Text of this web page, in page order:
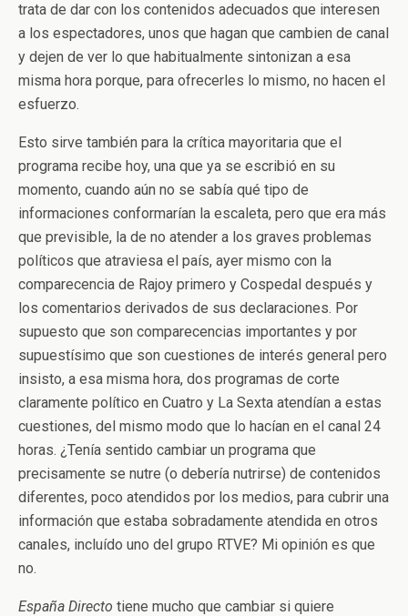
trata de dar con los contenidos adecuados que interesen
a los espectadores, unos que hagan que cambien de canal
y dejen de ver lo que habitualmente sintonizan a esa
misma hora porque, para ofrecerles lo mismo, no hacen el
esfuerzo.
Esto sirve también para la crítica mayoritaria que el
programa recibe hoy, una que ya se escribió en su
momento, cuando aún no se sabía qué tipo de
informaciones conformarían la escaleta, pero que era más
que previsible, la de no atender a los graves problemas
políticos que atraviesa el país, ayer mismo con la
comparecencia de Rajoy primero y Cospedal después y
los comentarios derivados de sus declaraciones. Por
supuesto que son comparecencias importantes y por
supuestísimo que son cuestiones de interés general pero
insisto, a esa misma hora, dos programas de corte
claramente político en Cuatro y La Sexta atendían a estas
cuestiones, del mismo modo que lo hacían en el canal 24
horas. ¿Tenía sentido cambiar un programa que
precisamente se nutre (o debería nutrirse) de contenidos
diferentes, poco atendidos por los medios, para cubrir una
información que estaba sobradamente atendida en otros
canales, incluído uno del grupo RTVE? Mi opinión es que
no.
España Directo tiene mucho que cambiar si quiere